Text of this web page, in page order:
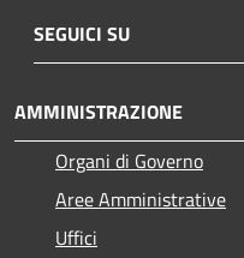
SEGUICI SU
AMMINISTRAZIONE
Organi di Governo
Aree Amministrative
Uffici